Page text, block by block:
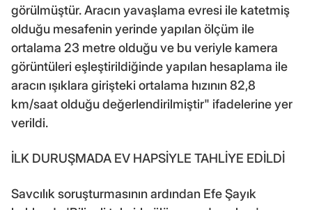
görülmüştür. Aracın yavaşlama evresi ile katetmiş
olduğu mesafenin yerinde yapılan ölçüm ile
ortalama 23 metre olduğu ve bu veriyle kamera
görüntüleri eşleştirildiğinde yapılan hesaplama ile
aracın ışıklara girişteki ortalama hızının 82,8
km/saat olduğu değerlendirilmiştir" ifadelerine yer
verildi.
İLK DURUŞMADA EV HAPSİYLE TAHLİYE EDİLDİ
Savcılık soruşturmasının ardından Efe Şayık